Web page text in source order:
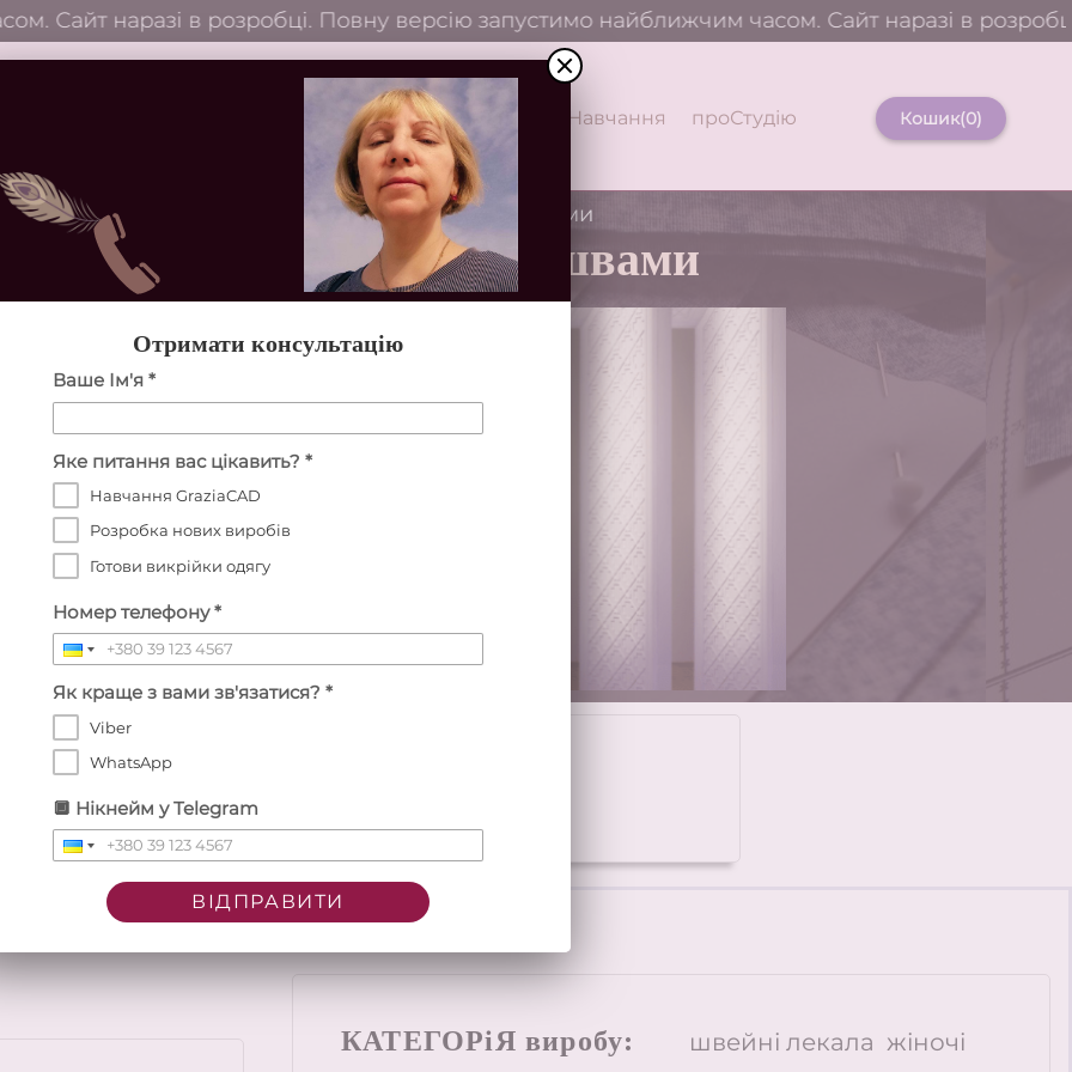
наразі в розробці. Повну версію запустимо найближчим часом. Сайт наразі в
Каталог Послуги Навчання проСтудію Кошик(0)
постійно поповнюється - стежте за оновленнями
електронні лекала зі швами
Суцільний German
✂️Patterns-Abris
КАТЕГОРіЯ виробу: швейні лекала жіночі
Отримати консультацію
Ваше Ім'я *
Яке питання вас цікавить? *
Навчання GraziaCAD
Розробка нових виробів
Готови викрійки одягу
Номер телефону *
Як краще з вами зв'язатися? *
Viber
WhatsApp
🔲 Нікнейм у Telegram
ВІДПРАВИТИ